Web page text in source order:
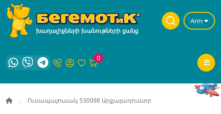
Arm
0
Ուսապայուսակ 530098 Արքայադուստր